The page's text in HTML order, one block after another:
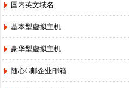
赛友在线
2022年08月26日
2.
关于《全面实行域名实名制》的紧急通
知！ [2022-6-23]
国内英文域名
基本型虚拟主机
豪华型虚拟主机
随心G邮企业邮箱